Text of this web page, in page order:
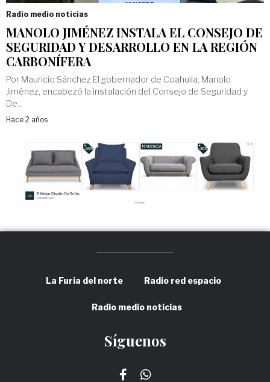
Radio medio noticias
MANOLO JIMÉNEZ INSTALA EL CONSEJO DE
SEGURIDAD Y DESARROLLO EN LA REGIÓN
CARBONÍFERA
Por Mauricio Sánchez El gobernador de Coahuila, Manolo
Jiménez, encabezó la instalación del Consejo de Seguridad y
De...
Hace 2 años
La Furia del norte Radio red espacio
Radio medio noticias
Síguenos